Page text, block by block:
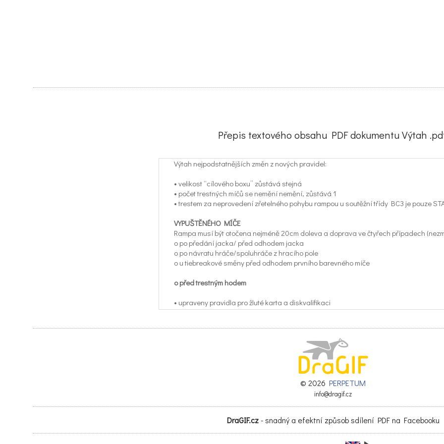
Přepis textového obsahu PDF dokumentu Výtah
Výtah nejpodstatnějších změn z nových pravidel:
• velikost “cílového boxu” zůstává stejná
• počet trestných míčů se nemění nemění, zůstává 1
• trestem za neprovedení zřetelného pohybu rampou u soutěžní třídy BC3 je pouze
VYPUŠTĚNÉHO MÍČE
Rampa musí být otočena nejméně 20cm doleva a doprava ve čtyřech případech
o po předání jacka/ před odhodem jacka
o po návratu hráče/spoluhráče z hracího pole
o u tiebreakové směny před odhodem prvního barevného míče
o před trestným hodem
• upraveny pravidla pro žluté karta a diskvalifikaci
• přidány pojmy "turnaj" a "soutěž"
• rozhodčí vyhlašují "15 sekund" (namísto 10 sekund) během jedné minuty mezi
• hráči a jejich sportovní asistenti jsou považováni za jeden celek, následky za
PDF file: Výtah .pdf
© 2026 PERPETUM
info@dragif.cz
DraGIF.cz- snadný a efektní způsob sdílení PDF na Facebooku